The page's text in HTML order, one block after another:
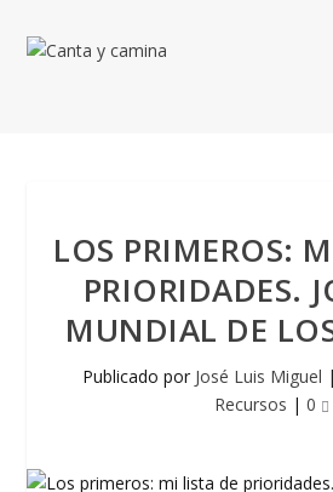
LOS PRIMEROS:
PRIORIDADES.
MUNDIAL DE
Publicado por José Luis Miguel |
Recursos | 0